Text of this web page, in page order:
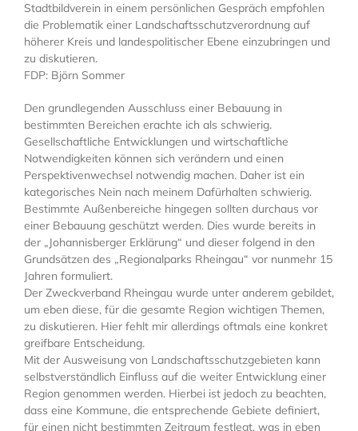
Stadtbildverein in einem persönlichen Gespräch empfohlen
die Problematik einer Landschaftsschutzverordnung auf
höherer Kreis und landespolitischer Ebene einzubringen und
zu diskutieren.
FDP: Björn Sommer
Den grundlegenden Ausschluss einer Bebauung in
bestimmten Bereichen erachte ich als schwierig.
Gesellschaftliche Entwicklungen und wirtschaftliche
Notwendigkeiten können sich verändern und einen
Perspektivenwechsel notwendig machen. Daher ist ein
kategorisches Nein nach meinem Dafürhalten schwierig.
Bestimmte Außenbereiche hingegen sollten durchaus vor
einer Bebauung geschützt werden. Dies wurde bereits in
der „Johannisberger Erklärung“ und dieser folgend in den
Grundsätzen des „Regionalparks Rheingau“ vor nunmehr 15
Jahren formuliert.
Der Zweckverband Rheingau wurde unter anderem gebildet,
um eben diese, für die gesamte Region wichtigen Themen,
zu diskutieren. Hier fehlt mir allerdings oftmals eine konkret
greifbare Entscheidung.
Mit der Ausweisung von Landschaftsschutzgebieten kann
selbstverständlich Einfluss auf die weiter Entwicklung einer
Region genommen werden. Hierbei ist jedoch zu beachten,
dass eine Kommune, die entsprechende Gebiete definiert,
für einen nicht bestimmten Zeitraum festlegt, was in eben